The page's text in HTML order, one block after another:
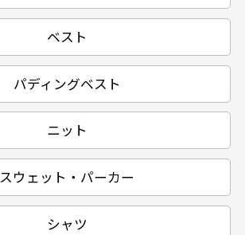
ベスト
パディングベスト
ニット
スウェット・パーカー
シャツ